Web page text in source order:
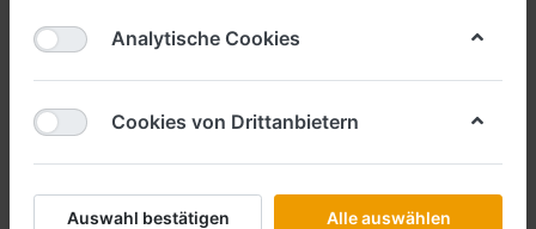
Modelle, die zur Zeit nicht am
Lager sind, können wir für Sie
bestellen, solange sie beim
Hersteller noch lieferbar sind.
Filtern Sortieren
Analytische Cookies
Cookies von Drittanbietern
Auswahl bestätigen Alle auswählen